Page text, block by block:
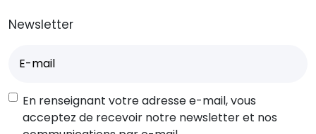
Newsletter
mail(Nécessaire)
RGPD
En renseignant votre adresse e-mail, vous
acceptez de recevoir notre newsletter et nos